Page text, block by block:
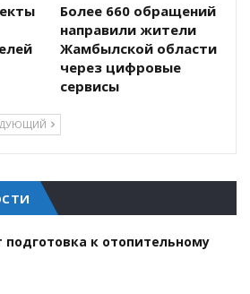
Более 660 обращений
направили жители
Жамбылской области
через цифровые
сервисы
к отопительному